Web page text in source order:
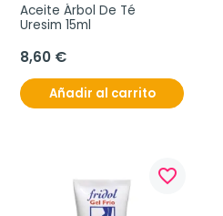
Aceite Árbol De Té
Uresim 15ml
8,60 €
Añadir al carrito
favorite_border